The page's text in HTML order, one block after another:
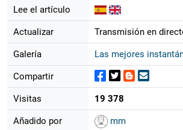
Lee el artículo
Actualizar Transmisión en
Galería Las mejores
Compartir
Visitas 19 378
Añadido por mm